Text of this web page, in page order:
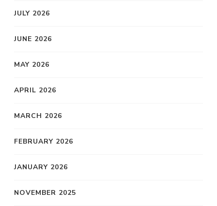
JULY 2026
JUNE 2026
MAY 2026
APRIL 2026
MARCH 2026
FEBRUARY 2026
JANUARY 2026
NOVEMBER 2025